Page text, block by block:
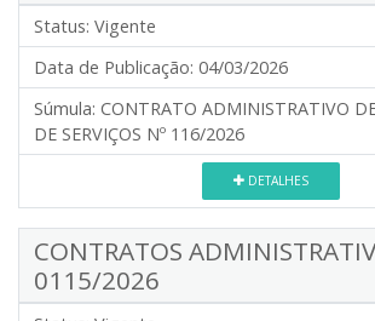
Status: Vigente
Data de Publicação: 04/03/2026
Súmula: CONTRATO ADMINISTRATIVO
DE SERVIÇOS Nº 116/2026
DETALHES
CONTRATOS
0115/2026